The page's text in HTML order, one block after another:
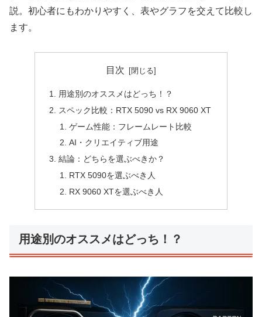
説。初心者にもわかりやすく、表やグラフを交えて比較し
ます。
目次
用途別のオススメはどっち！？
スペック比較：RTX 5090 vs RX 9060 XT
ゲーム性能：フレームレート比較
AI・クリエイティブ用途
結論：どちらを選ぶべきか？
RTX 5090を選ぶべき人
RX 9060 XTを選ぶべき人
用途別のオススメはどっち！？